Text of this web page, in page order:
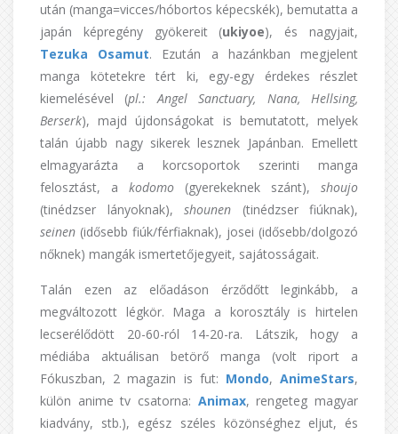
után (manga=vicces/hóbortos képecskék), bemutatta a
japán képregény gyökereit (ukiyoe), és nagyjait,
Tezuka Osamut. Ezután a hazánkban megjelent
manga kötetekre tért ki, egy-egy érdekes részlet
kiemelésével (pl.: Angel Sanctuary, Nana, Hellsing,
Berserk), majd újdonságokat is bemutatott, melyek
talán újabb nagy sikerek lesznek Japánban. Emellett
elmagyarázta a korcsoportok szerinti manga
felosztást, a kodomo (gyerekeknek szánt), shoujo
(tinédzser lányoknak), shounen (tinédzser fiúknak),
seinen (idősebb fiúk/férfiaknak), josei (idősebb/dolgozó
nőknek) mangák ismertetőjegyeit, sajátosságait.
Talán ezen az előadáson érződőtt leginkább, a
megváltozott légkör. Maga a korosztály is hirtelen
lecserélődött 20-60-ról 14-20-ra. Látszik, hogy a
médiába aktuálisan betörő manga (volt riport a
Fókuszban, 2 magazin is fut: Mondo,AnimeStars,
külön anime tv csatorna: Animax, rengeteg magyar
kiadvány, stb.), egész széles közönséghez eljut, és